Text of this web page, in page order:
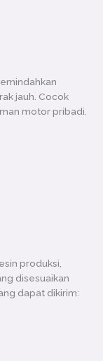
jauh. Cocok
motor pribadi.
produksi,
disesuaikan
dapat dikirim: